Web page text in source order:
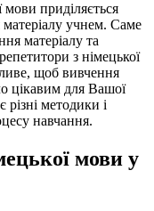
приділяється
матеріалу учнем. Саме
матеріалу та
з німецької
щоб вивчення
цікавим для Вашої
методики і
навчання.
мови у